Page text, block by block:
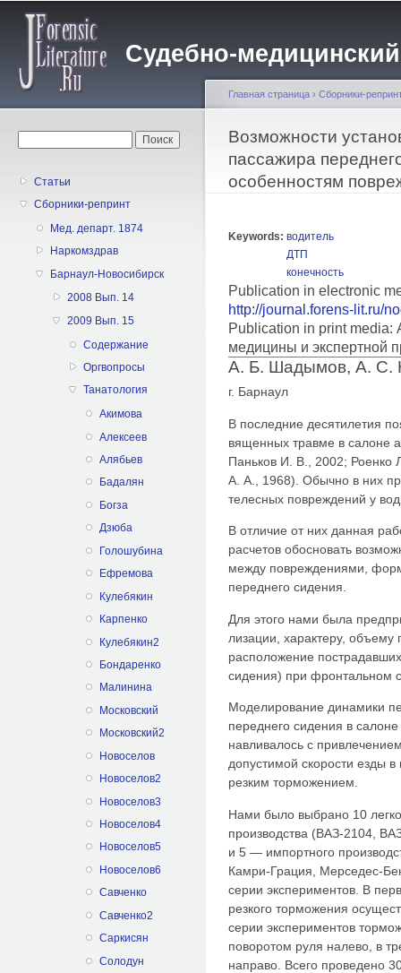
Судебно-
Статьи
Сборники-репринт
Мед. департ. 1874
Наркомздрав
Барнаул-Новосибирск
2008 Вып. 14
2009 Вып. 15
Содержание
Оргвопросы
Танатология
Акимова
Алексеев
Алябьев
Бадалян
Богза
Дзюба
Голошубина
Ефремова
Кулебякин
Карпенко
Кулебякин2
Бондаренко
Малинина
Московский
Московский2
Новоселов
Новоселов2
Новоселов3
Новоселов4
Новоселов5
Новоселов6
Савченко
Савченко2
Саркисян
Солодун
Вы здесь
Главная страница › Сборники-
Возможности
пассажира
особенностям
Keywords: водитель
ДТП
конечность
Publication in electronic
http://journal.forens-lit.ru/
Publication in print media:
медицины и экспертной
А. Б. Шадымов, А. С.
г. Барнаул
В последние десятилетия
вященных травме в салоне
Паньков И. В., 2002;
А. А., 1968). Обычно в них
теле­сных повреждений у
В отличие от них данная
расчетов обосновать
между повреждениями,
переднего сидения.
Для этого нами была
лизации, характеру, объему
рас­положение
сидения) при фронтальном
Моделирование динамики
переднего сидения в
навливалось с
допустимой скорости езды
резким торможением.
Нами было выбрано 10
производства (ВАЗ-2104,
и 5 — импортного
Камри-Грация, Мерседес-
серии экспериментов. В
резкого торможения
серии экспериментов
поворотом руля налево, в
направо. Всего прове­дено